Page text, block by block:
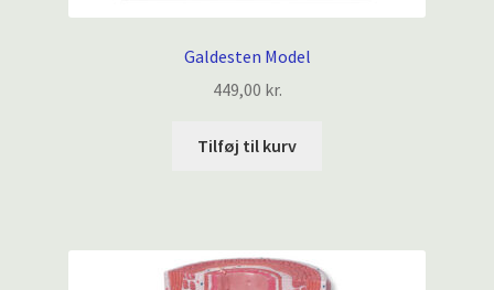
Galdesten Model
449,00 kr.
Tilføj til kurv